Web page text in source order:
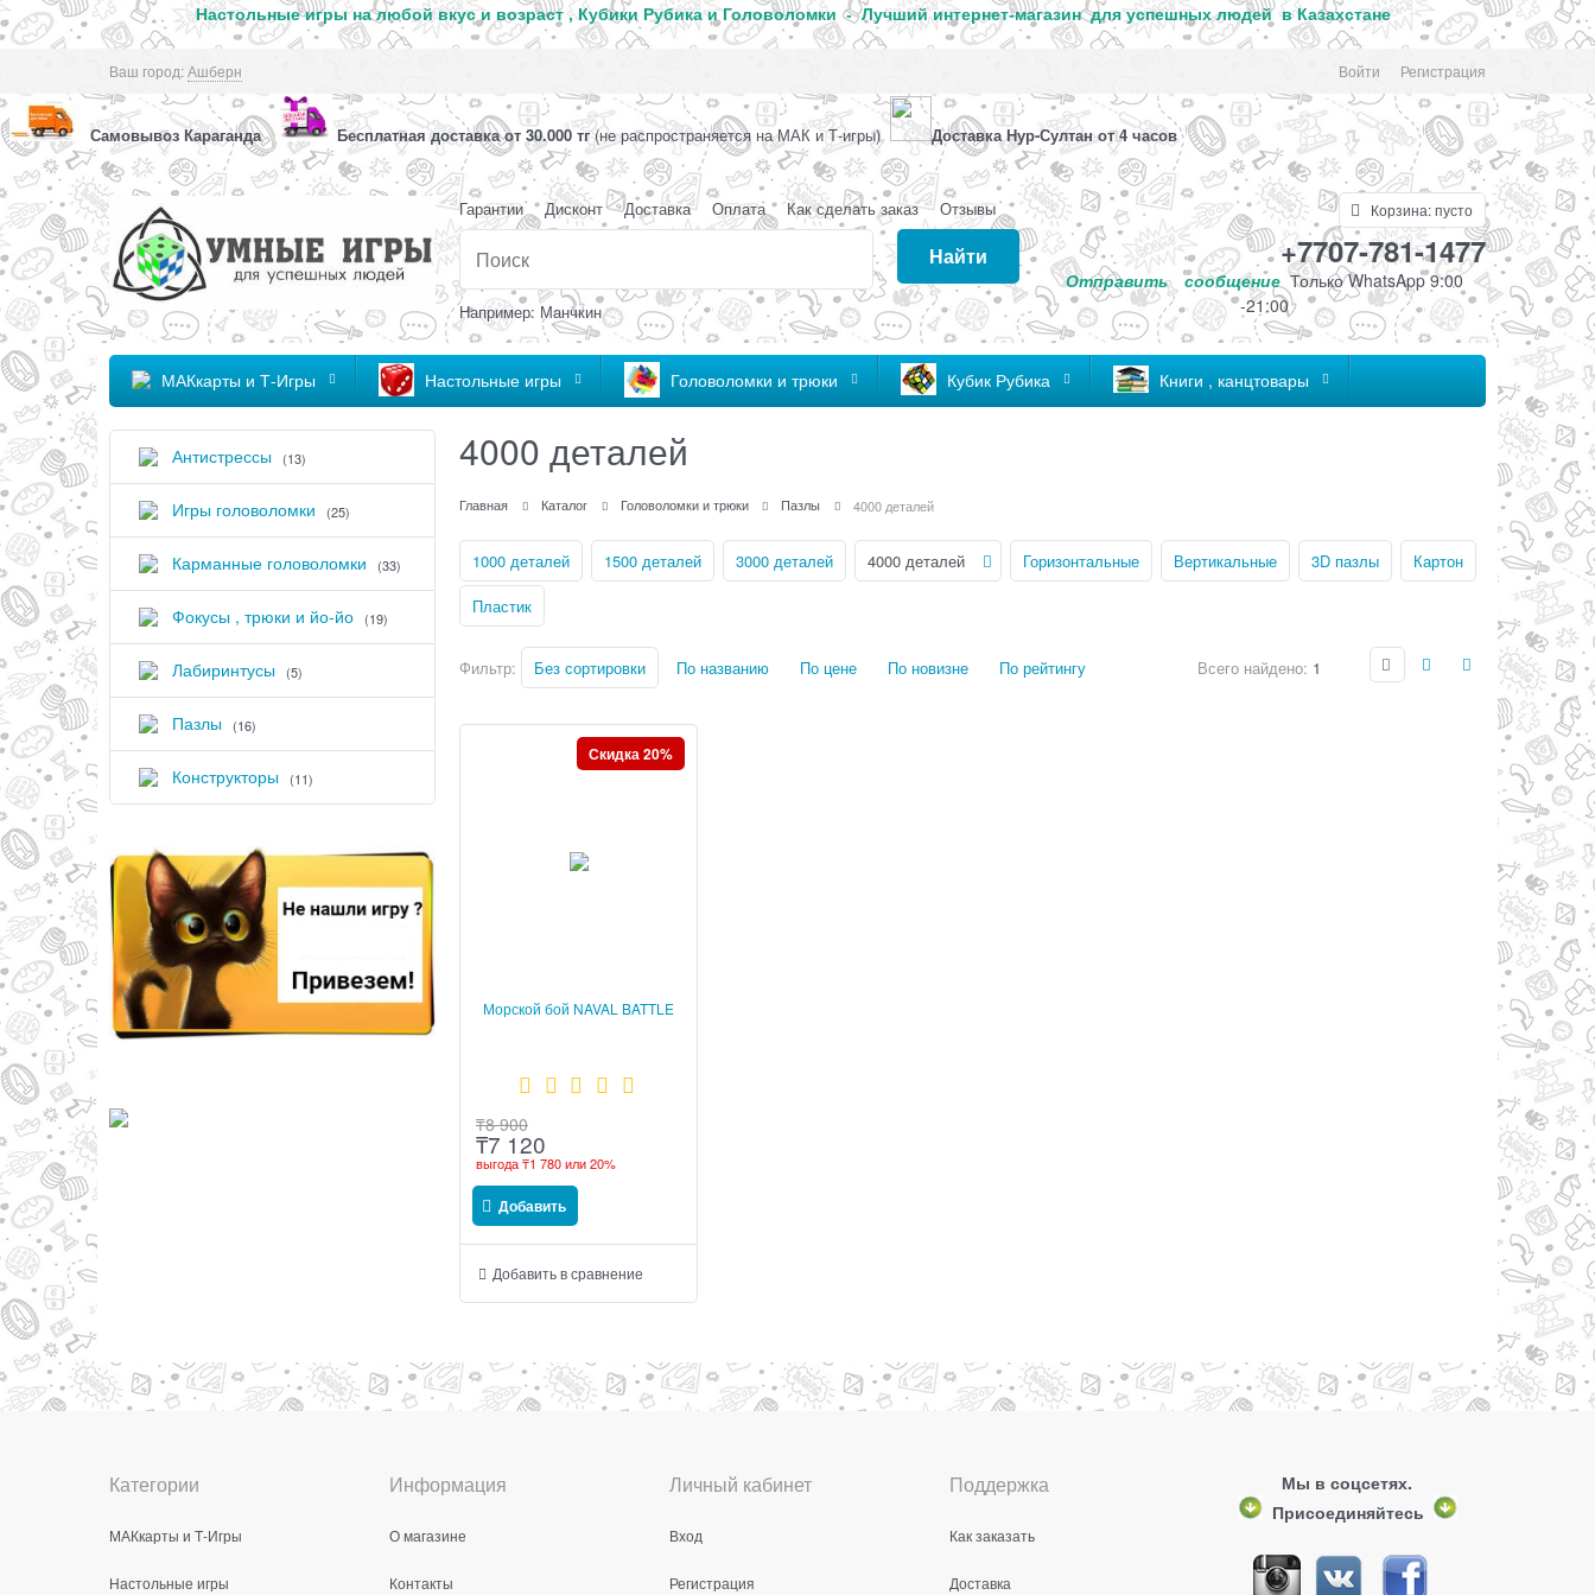
Настольные игры на любой вкус и возраст , Кубики Рубика и Головоломки - Лучший интернет-магазин для успешных людей в Казахстане
Ваш город:Ашберн Войти Регистрация
Самовывоз Караганда Бесплатная доставка от 30.000 тг(не распространяется на МАК и Т-игры) Доставка Нур-Султан от 4 часов
Гарантии Дисконт Доставка Оплата Как сделать заказ Отзывы
Найти
Например: Манчкин
Корзина:пусто
+7707-781-1477
Отправить сообщениеТолько WhatsApp 9:00
-21:00
МАКкарты и Т-Игры Настольные игры Головоломки и трюки Кубик Рубика Книги , канцтовары
Антистрессы (13)
Игры головоломки (25)
Карманные головоломки (33)
Фокусы , трюки и йо-йо (19)
Лабиринтусы (5)
Пазлы (16)
Конструкторы (11)
4000 деталей
Главная Каталог Головоломки и трюки Пазлы 4000 деталей
1000 деталей 1500 деталей 3000 деталей 4000 деталей Горизонтальные Вертикальные 3D пазлы
Картон
Пластик
Фильтр: Без сортировки По названию По цене По новизне По рейтингу Всего найдено: 1
Морской бой NAVAL BATTLE
Скидка 20%
₸8 900
₸7 120
выгода₸1 780или20%
Добавить
Добавить в сравнение
Категории
МАКкарты и Т-Игры
Настольные игры
Информация
О магазине
Контакты
Личный кабинет
Вход
Регистрация
Поддержка
Как заказать
Доставка
Мы в соцсетях.
Присоединяйтесь